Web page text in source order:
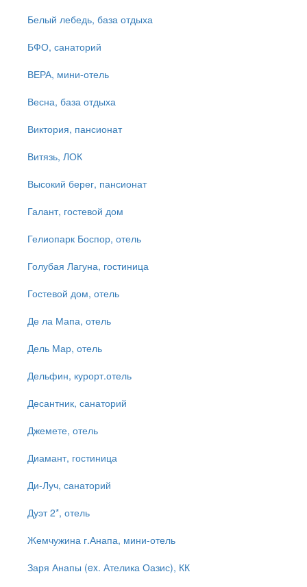
Белый лебедь, база отдыха
БФО, санаторий
ВЕРА, мини-отель
Весна, база отдыха
Виктория, пансионат
Витязь, ЛОК
Высокий берег, пансионат
Галант, гостевой дом
Гелиопарк Боспор, отель
Голубая Лагуна, гостиница
Гостевой дом, отель
Де ла Мапа, отель
Дель Мар, отель
Дельфин, курорт.отель
Десантник, санаторий
Джемете, отель
Диамант, гостиница
Ди-Луч, санаторий
Дуэт 2*, отель
Жемчужина г.Анапа, мини-отель
Заря Анапы (ex. Ателика Оазис), КК